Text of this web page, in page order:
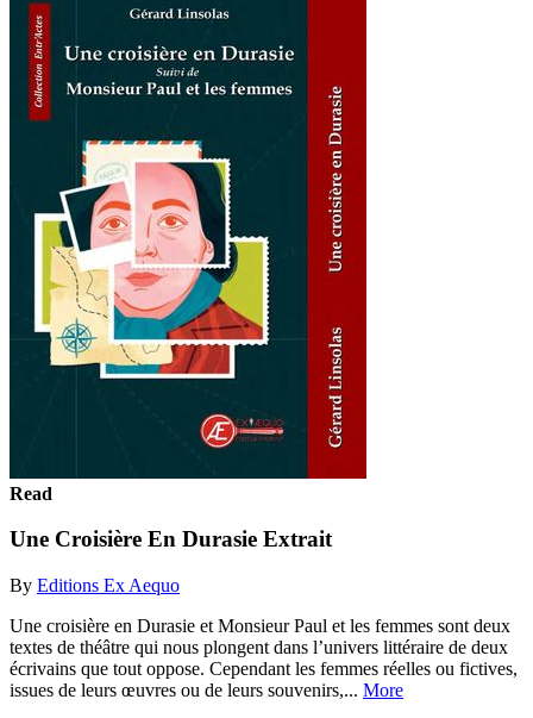
Read
Une Croisière En Durasie Extrait
By Editions Ex Aequo
Une croisière en Durasie et Monsieur Paul et les femmes sont deux
textes de théâtre qui nous plongent dans l’univers littéraire de deux
écrivains que tout oppose. Cependant les femmes réelles ou fictives,
issues de leurs œuvres ou de leurs souvenirs,... More